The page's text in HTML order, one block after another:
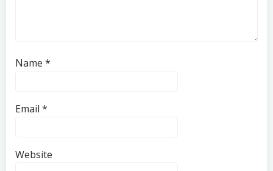
Name *
Email *
Website